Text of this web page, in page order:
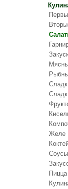
Желе
Соусы
Пицца